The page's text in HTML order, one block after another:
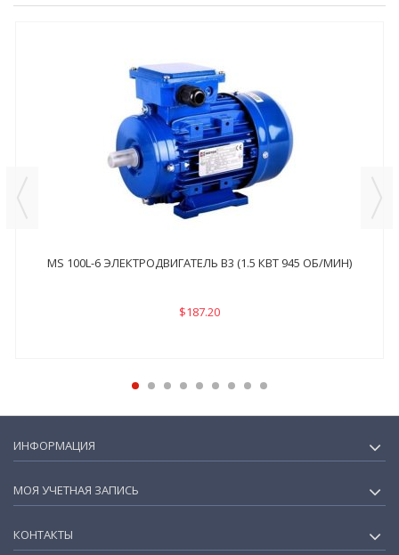
MS 100L-6 ЭЛЕКТРОДВИГАТЕЛЬ B3 (1.5 КВТ 945 ОБ/МИН)
$187.20
ИНФОРМАЦИЯ
МОЯ УЧЕТНАЯ ЗАПИСЬ
КОНТАКТЫ